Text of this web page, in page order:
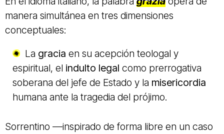
manera simultánea en tres dimensiones
conceptuales:
La gracia en su acepción teologal y
espiritual, el indulto legal como prerrogativa
soberana del jefe de Estado y la misericordia
humana ante la tragedia del prójimo.
Sorrentino —inspirado de forma libre en un caso